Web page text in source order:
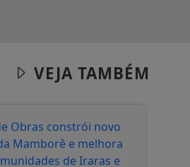
VEJA TAMBÉM